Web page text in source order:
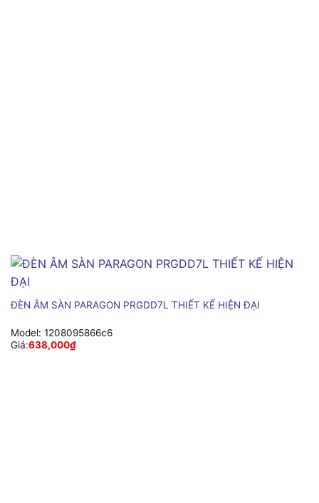
ĐÈN ÂM SÀN PARAGON PRGDD7L THIẾT KẾ HIỆN ĐẠI
Model: 1208095866c6
Giá:638,000₫